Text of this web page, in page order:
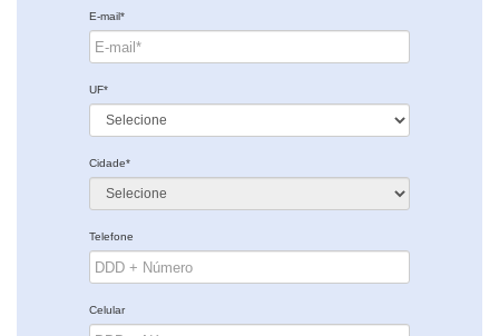
E-mail*
UF*
Cidade*
Telefone
Celular